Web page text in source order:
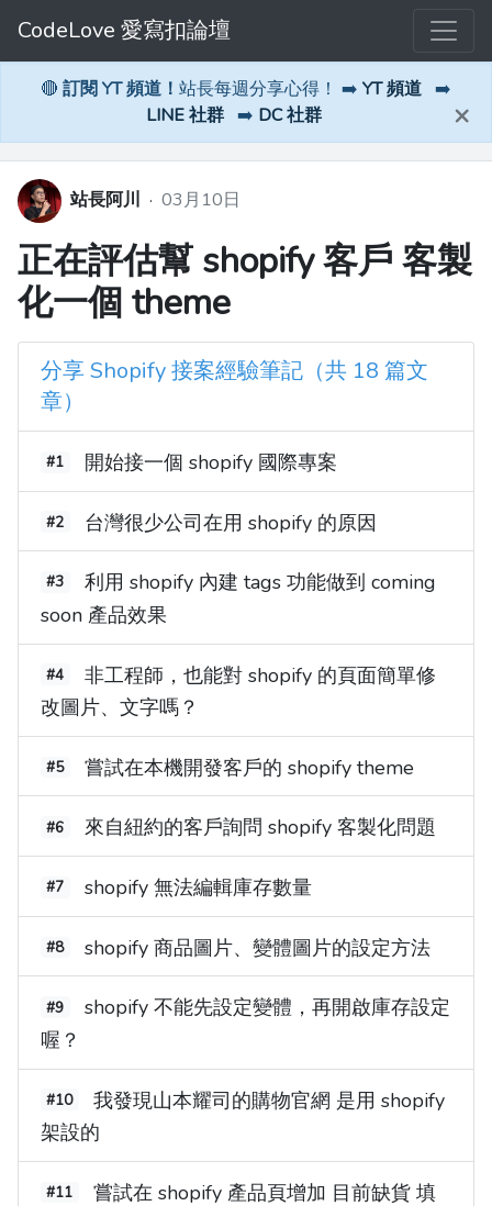
CodeLove 愛寫扣論壇
🔴 訂閱 YT 頻道！ 站長每週分享心得！ ➡️ YT 頻道 ➡️
LINE 社群 ➡️ DC 社群 ×
站長阿川 · 03月10日
正在評估幫 shopify 客戶 客製
化一個 theme
分享 Shopify 接案經驗筆記（共 18 篇文
章）
#1 開始接一個 shopify 國際專案
#2 台灣很少公司在用 shopify 的原因
#3
利用 shopify 內建 tags 功能做到 coming
soon 產品效果
#4
非工程師，也能對 shopify 的頁面簡單修
改圖片、文字嗎？
#5 嘗試在本機開發客戶的 shopify theme
#6 來自紐約的客戶詢問 shopify 客製化問題
#7 shopify 無法編輯庫存數量
#8 shopify 商品圖片、變體圖片的設定方法
#9
shopify 不能先設定變體，再開啟庫存設定
喔？
#10
我發現山本耀司的購物官網 是用 shopify
架設的
#11
嘗試在 shopify 產品頁增加 目前缺貨 填